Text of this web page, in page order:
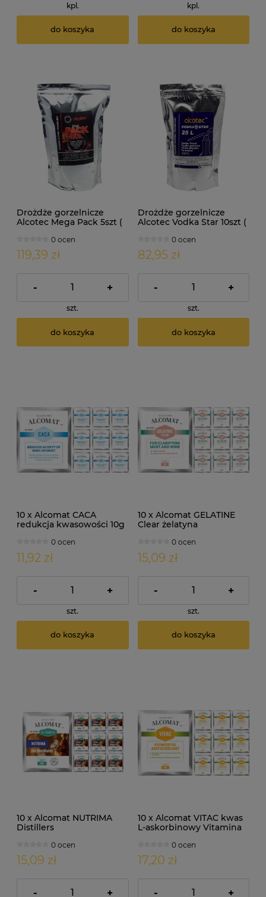
kpl.
do koszyka
kpl.
do koszyka
Drożdże gorzelnicze
Alcotec Mega Pack 5szt (
0 ocen
119,39 zł
- +
szt.
do koszyka
Drożdże gorzelnicze
Alcotec Vodka Star 10szt (
0 ocen
82,95 zł
- +
szt.
do koszyka
10 x Alcomat CACA
redukcja kwasowości 10g
0 ocen
11,92 zł
- +
szt.
do koszyka
10 x Alcomat GELATINE
Clear żelatyna
0 ocen
15,09 zł
- +
szt.
do koszyka
10 x Alcomat NUTRIMA
Distillers
pożywka gorzelnicza 10g
0 ocen
15,09 zł
- +
10 x Alcomat VITAC kwas
L-askorbinowy Vitamina
0 ocen
17,20 zł
- +